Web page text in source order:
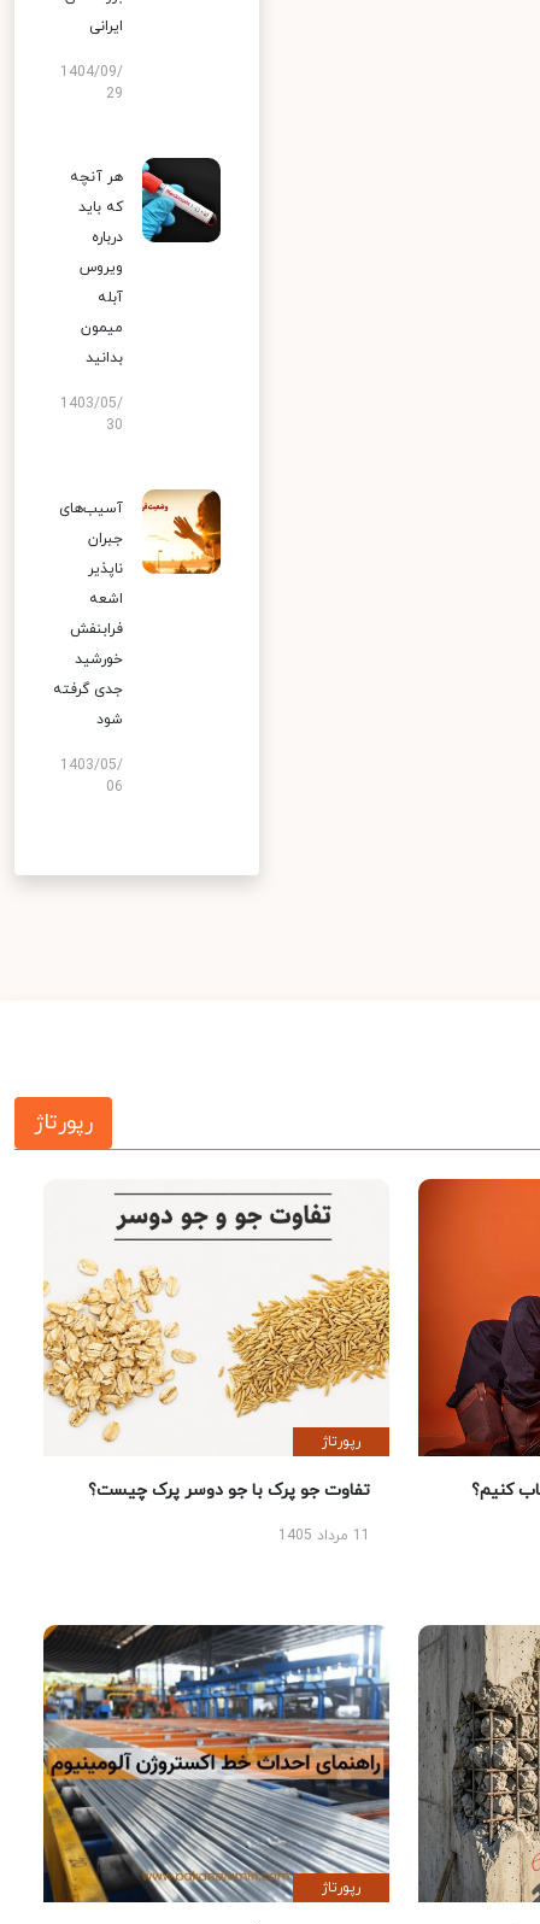
ایرانی
1404/09/
29
هر آنچه
که باید
درباره
ویروس
آبله
میمون
بدانید
1403/05/
30
آسیب‌های
جبران
ناپذیر
اشعه
فرابنفش
خورشید
جدی گرفته
شود
1403/05/
06
رپورتاژ
کنیم؟
رپورتاژ
تفاوت جو پرک با جو دوسر پرک چیست؟
رپورتاژ